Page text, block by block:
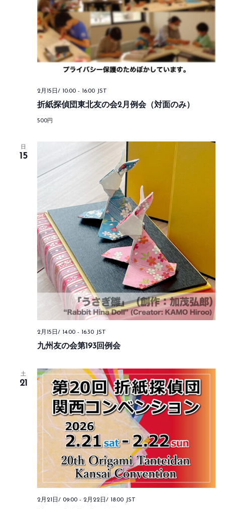
2月15日/ 10:00- 16:00 JST
折紙探偵団東北友の会2月例会（対面のみ）
500円
日
15
2月15日/ 14:00- 16:30 JST
九州友の会第193回例会
土
21
2月21日/ 09:00- 2月22日/ 18:00 JST